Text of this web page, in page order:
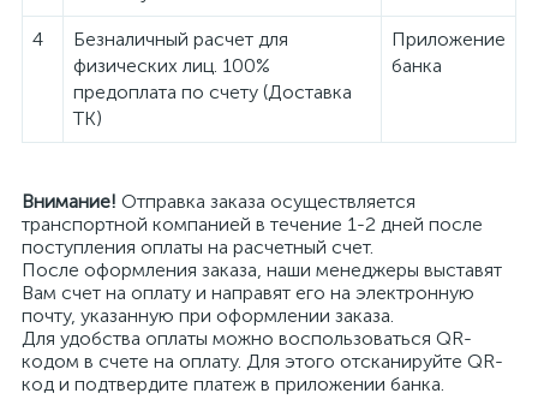
4
Безналичный расчет для
физических лиц. 100%
предоплата по счету (Доставка
ТК)
Приложение
банка
Внимание! Отправка заказа осуществляется
транспортной компанией в течение 1-2 дней после
поступления оплаты на расчетный счет.
После оформления заказа, наши менеджеры выставят
Вам счет на оплату и направят его на электронную
почту, указанную при оформлении заказа.
Для удобства оплаты можно воспользоваться QR-
кодом в счете на оплату. Для этого отсканируйте QR-
код и подтвердите платеж в приложении банка.